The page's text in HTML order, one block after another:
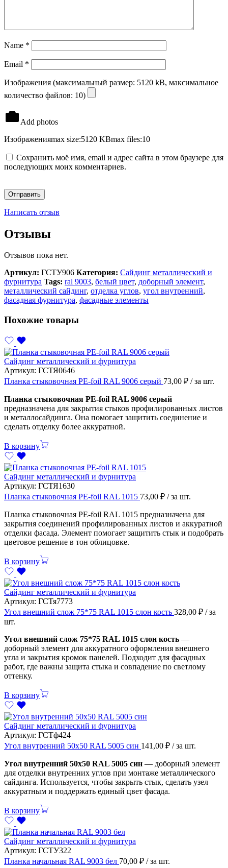
Name *
Email *
Изображения (максимальный размер: 5120 kB, максимальное
количество файлов: 10)
Add photos
Изображенияmax size:5120 KBmax files:10
Сохранить моё имя, email и адрес сайта в этом браузере для
последующих моих комментариев.
Написать отзыв
Отзывы
Отзывов пока нет.
Артикул: ГСТУ906 Категория: Сайдинг металлический и
фурнитура Tags: ral 9003, белый цвет, доборный элемент,
металлический сайдинг, отделка углов, угол внутренний,
фасадная фурнитура, фасадные элементы
Похожие товары
Сайдинг металлический и фурнитура
Артикул: ГСТЯ0646
Планка стыковочная PE-foil RAL 9006 серый 73,00 ₽ / за шт.
Планка стыковочная PE-foil RAL 9006 серый
предназначена для закрытия стыков профилированных листов
и металлосайдинга. Она помогает защитить соединение и
сделать отделку более аккуратной.
В корзину
Сайдинг металлический и фурнитура
Артикул: ГСТЯ1630
Планка стыковочная PE-foil RAL 1015 73,00 ₽ / за шт.
Планка стыковочная PE-foil RAL 1015 предназначена для
закрытия соединений профилированных листов и аккуратной
отделки фасада. Элемент помогает защитить стык и подобрать
цветовое решение в тон облицовке.
В корзину
Сайдинг металлический и фурнитура
Артикул: ГСТя7773
Угол внешний слож 75*75 RAL 1015 слон кость 328,00 ₽ / за
шт.
Угол внешний слож 75*75 RAL 1015 слон кость —
доборный элемент для аккуратного оформления внешнего
угла и закрытия кромок панелей. Подходит для фасадных
работ, где важны защита стыка и совпадение по светлому
оттенку.
В корзину
Сайдинг металлический и фурнитура
Артикул: ГСТф424
Угол внутренний 50х50 RAL 5005 син 141,00 ₽ / за шт.
Угол внутренний 50х50 RAL 5005 син — доборный элемент
для отделки внутренних углов при монтаже металлического
сайдинга. Используется, чтобы закрыть стык, сделать узел
аккуратным и поддержать единый цвет фасада.
В корзину
Сайдинг металлический и фурнитура
Артикул: ГСТУ322
Планка начальная RAL 9003 бел 70,00 ₽ / за шт.